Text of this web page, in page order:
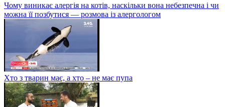
Чому виникає алергія на котів, наскільки вона небезпечна і чи
можна її позбутися — розмова із алергологом
Хто з тварин має, а хто – не має пупа